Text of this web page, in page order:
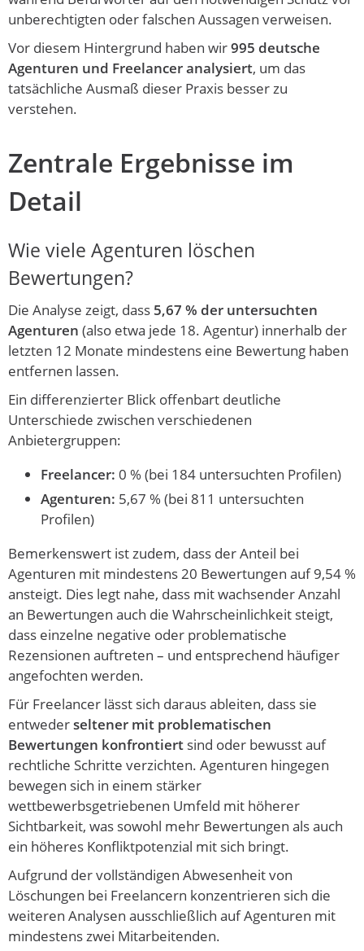
unberechtigten oder falschen Aussagen verweisen.
Vor diesem Hintergrund haben wir995 deutsche
Agenturen und Freelancer analysiert, um das
tatsächliche Ausmaß dieser Praxis besser zu
verstehen.
Zentrale Ergebnisse im
Detail
Wie viele Agenturen löschen
Bewertungen?
Die Analyse zeigt, dass 5,67 % der untersuchten
Agenturen (also etwa jede 18. Agentur) innerhalb der
letzten 12 Monate mindestens eine Bewertung haben
entfernen lassen.
Ein differenzierter Blick offenbart deutliche
Unterschiede zwischen verschiedenen
Anbietergruppen:
Freelancer: 0 % (bei 184 untersuchten Profilen)
Agenturen: 5,67 % (bei 811 untersuchten
Profilen)
Bemerkenswert ist zudem, dass der Anteil bei
Agenturen mit mindestens 20 Bewertungen auf 9,54 %
ansteigt. Dies legt nahe, dass mit wachsender Anzahl
an Bewertungen auch die Wahrscheinlichkeit steigt,
dass einzelne negative oder problematische
Rezensionen auftreten – und entsprechend häufiger
angefochten werden.
Für Freelancer lässt sich daraus ableiten, dass sie
entwederseltener mit problematischen
Bewertungen konfrontiert sind oder bewusst auf
rechtliche Schritte verzichten. Agenturen hingegen
bewegen sich in einem stärker
wettbewerbsgetriebenen Umfeld mit höherer
Sichtbarkeit, was sowohl mehr Bewertungen als auch
ein höheres Konfliktpotenzial mit sich bringt.
Aufgrund der vollständigen Abwesenheit von
Löschungen bei Freelancern konzentrieren sich die
weiteren Analysen ausschließlich auf Agenturen mit
mindestens zwei Mitarbeitenden.